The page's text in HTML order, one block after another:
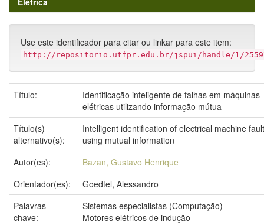
Use este identificador para citar ou linkar para este item:
http://repositorio.utfpr.edu.br/jspui/handle/1/
Título:
Identificação inteligente de falhas em máquinas
elétricas utilizando informação mútua
Título(s)
alternativo(s):
Intelligent identification of electrical machine
using mutual information
Autor(es):
Bazan, Gustavo Henrique
Orientador(es):
Goedtel, Alessandro
Palavras-
chave:
Sistemas especialistas (Computação)
Motores elétricos de indução